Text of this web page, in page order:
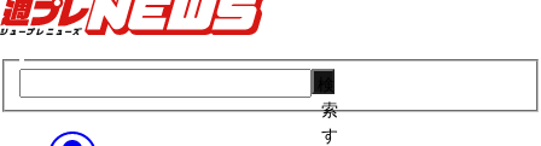
索
す